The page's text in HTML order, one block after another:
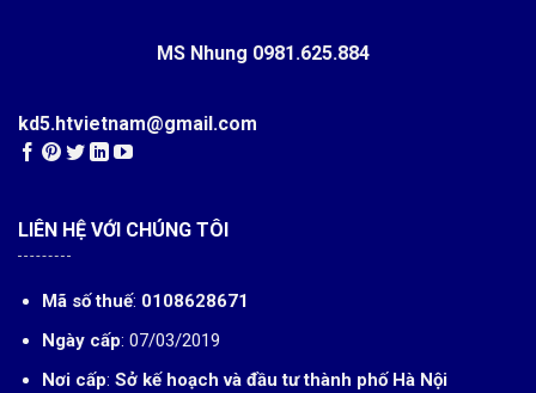
MS Nhung 0981.625.884
kd5.htvietnam@gmail.com
LIÊN HỆ VỚI CHÚNG TÔI
Mã số thuế: 0108628671
Ngày cấp: 07/03/2019
Nơi cấp: Sở kế hoạch và đầu tư thành phố Hà Nội